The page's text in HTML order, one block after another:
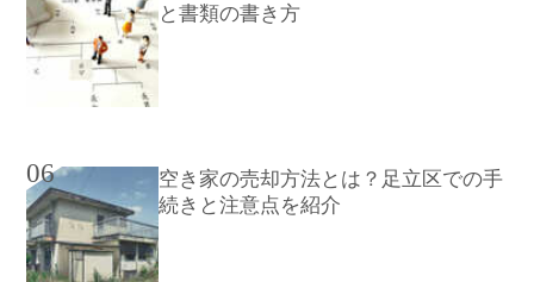
と書類の書き方
06
空き家の売却方法とは？足立区での手
続きと注意点を紹介